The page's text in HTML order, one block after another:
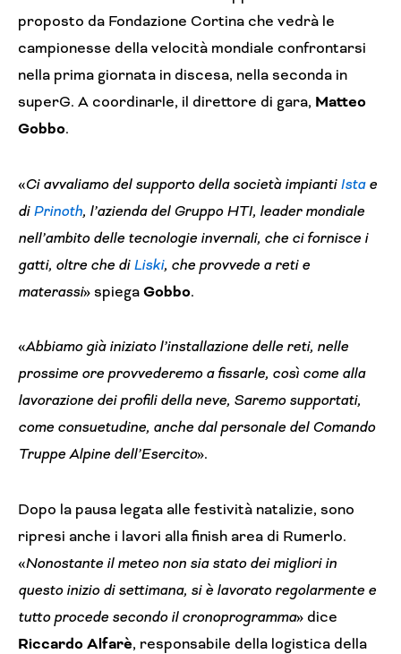
proposto da Fondazione Cortina che vedrà le
campionesse della velocità mondiale confrontarsi
nella prima giornata in discesa, nella seconda in
superG. A coordinarle, il direttore di gara, Matteo
Gobbo.
«Ci avvaliamo del supporto della società impiantiIstae
diPrinoth, l’azienda del Gruppo HTI, leader mondiale
nell’ambito delle tecnologie invernali, che ci fornisce i
gatti, oltre che diLiski, che provvede a reti e
materassi» spiegaGobbo.
«Abbiamo già iniziato l’installazione delle reti, nelle
prossime ore provvederemo a fissarle, così come alla
lavorazione dei profili della neve, Saremo supportati,
come consuetudine, anche dal personale del Comando
Truppe Alpine dell’Esercito».
Dopo la pausa legata alle festività natalizie, sono
ripresi anche i lavori alla finish area di Rumerlo.
«Nonostante il meteo non sia stato dei migliori in
questo inizio di settimana, si è lavorato regolarmente e
tutto procede secondo il cronoprogramma» dice
Riccardo Alfarè, responsabile della logistica della